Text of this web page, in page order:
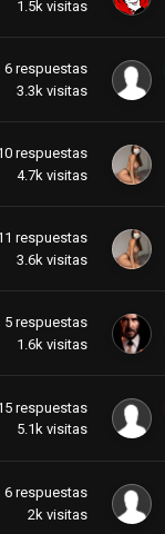
1.5k visitas
6 respuestas
3.3k visitas
respuestas
4.7k visitas
respuestas
3.6k visitas
5 respuestas
1.6k visitas
respuestas
5.1k visitas
6 respuestas
2k visitas